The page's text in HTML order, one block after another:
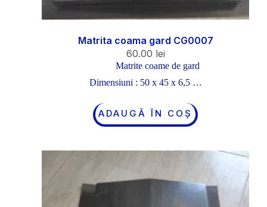
Matrita coama gard CG0007
60.00 lei
Matrite coame de gard
Dimensiuni : 50 x 45 x 6,5 …
ADAUGĂ ÎN COȘ